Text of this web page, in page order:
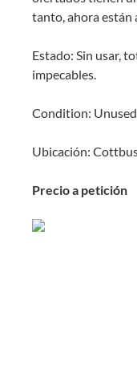
tanto, ahora están
Estado: Sin usar,
impecables.
Condition:
Ubicación:
Precio a petición